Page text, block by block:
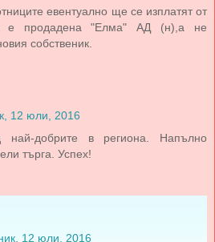
евентуално ще се изплатят от
е продадена "Елма" АД (н),а не
собственик.
12 юли, 2016
добрите в региона. Напълно
търга. Успех!
12 юли, 2016